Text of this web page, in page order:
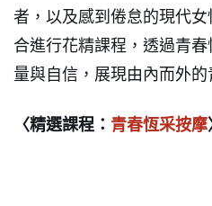
者，以及感到倦怠的現代
合進行花精課程，透過青
量與自信，展現由內而外的
〈精選課程： 青春恆采按摩